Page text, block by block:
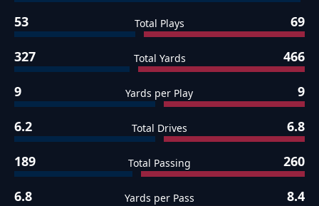
53 Total Plays 69
327 Total Yards 466
9 Yards per Play 9
6.2 Total Drives 6.8
189 Total Passing 260
6.8 Yards per Pass 8.4